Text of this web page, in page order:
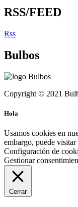
RSS/FEED
Rss
Bulbos
Copyright © 2021
Hola
Usamos cookies en
embargo, puede
Configuración de
Gestionar
Cerrar